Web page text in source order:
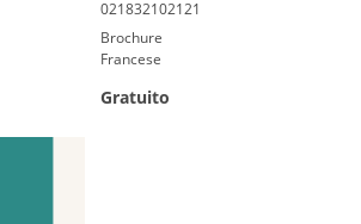
Brochure
Francese
Gratuito